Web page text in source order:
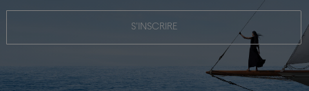
S'INSCRIRE